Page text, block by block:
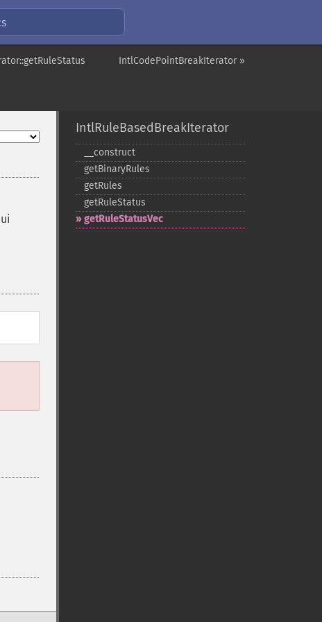
IntlCodePointBreakIterator »
IntlRuleBasedBreakIterator
_​_​construct
getBinaryRules
getRules
getRuleStatus
getRuleStatusVec